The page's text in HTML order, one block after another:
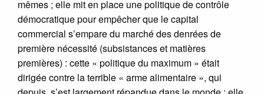
mêmes ; elle mit en place une politique de contrôle
démocratique pour empêcher que le capital
commercial s’empare du marché des denrées de
première nécessité (subsistances et matières
premières) : cette « politique du maximum » était
dirigée contre la terrible « arme alimentaire », qui